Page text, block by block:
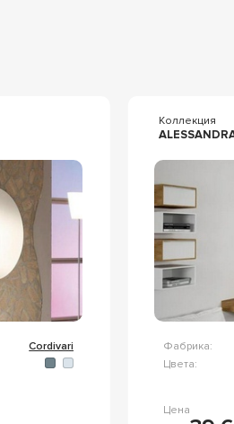
Cordivari
Коллекция
Фабрика:
Цвета:
Цена